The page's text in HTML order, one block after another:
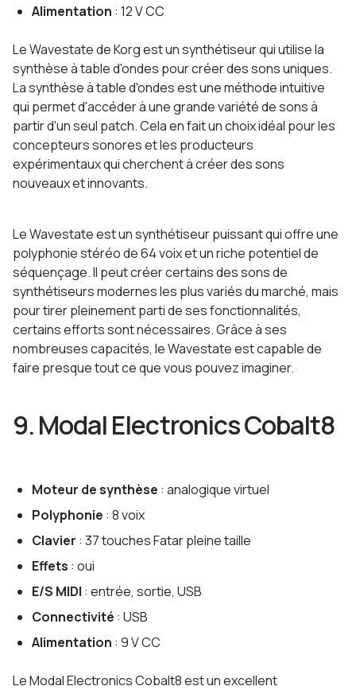
Alimentation : 12 V CC
Le Wavestate de Korg est un synthétiseur qui utilise la
synthèse à table d'ondes pour créer des sons uniques.
La synthèse à table d'ondes est une méthode intuitive
qui permet d'accéder à une grande variété de sons à
partir d'un seul patch. Cela en fait un choix idéal pour les
concepteurs sonores et les producteurs
expérimentaux qui cherchent à créer des sons
nouveaux et innovants.
Le Wavestate est un synthétiseur puissant qui offre une
polyphonie stéréo de 64 voix et un riche potentiel de
séquençage. Il peut créer certains des sons de
synthétiseurs modernes les plus variés du marché, mais
pour tirer pleinement parti de ses fonctionnalités,
certains efforts sont nécessaires. Grâce à ses
nombreuses capacités, le Wavestate est capable de
faire presque tout ce que vous pouvez imaginer.
9. Modal Electronics Cobalt8
Moteur de synthèse : analogique virtuel
Polyphonie : 8 voix
Clavier : 37 touches Fatar pleine taille
Effets : oui
E/S MIDI : entrée, sortie, USB
Connectivité : USB
Alimentation : 9 V CC
Le Modal Electronics Cobalt8 est un excellent